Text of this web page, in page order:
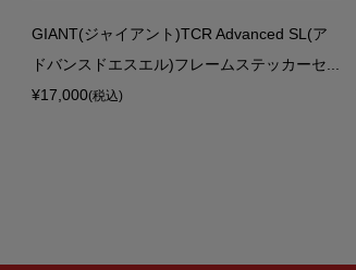
GIANT(ジャイアント)TCR Advanced SL(ア
ドバンスドエスエル)フレームステッカーセ...
¥17,000(税込)